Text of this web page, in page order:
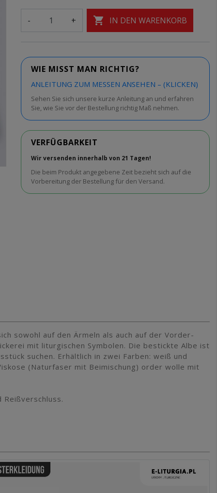
- +  IN DEN WARENKORB
WIE MISST MAN RICHTIG?
ANLEITUNG ZUM MESSEN ANSEHEN – (KLICKEN)
Sehen Sie sich unsere kurze Anleitung an und erfahren
Sie, wie Sie vor der Bestellung richtig Maß nehmen.
VERFÜGBARKEIT
Wir versenden innerhalb von 21 Tagen!
Die beim Produkt angegebene Zeit bezieht sich auf die
Vorbereitung der Bestellung für den Versand.
sowohl auf den Ärmeln als auch auf der Vorder-
mit liturgischen Symbolen. Die bestickte Albe ist
suchen. Erhältlich in zwei Farben: weiß und
(Naturfaser mit Beimischung) order wolle mit